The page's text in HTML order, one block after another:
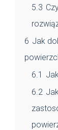
5.3
6 Jak
6.1
6.2